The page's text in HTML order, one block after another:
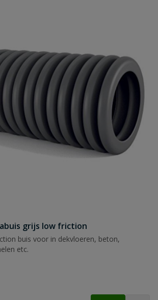
grijs low friction
buis voor in dekvloeren, beton,
etc.